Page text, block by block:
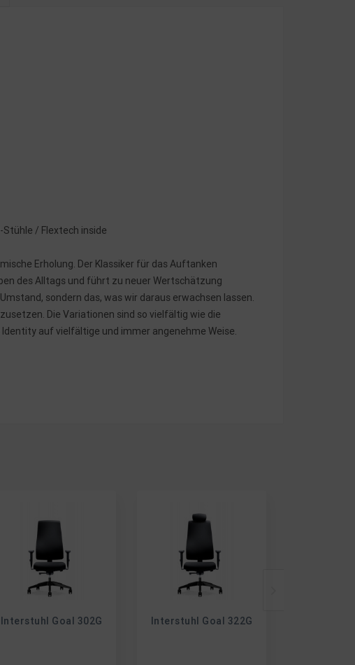
/ Flextech inside
Erholung. Der Klassiker für das Auftanken
des Alltags und führt zu neuer Wertschätzung
sondern das, was wir daraus erwachsen lassen.
Die Variationen sind so vielfältig wie die
auf vielfältige und immer angenehme Weise.
Interstuhl Goal 302G Interstuhl Goal 322G